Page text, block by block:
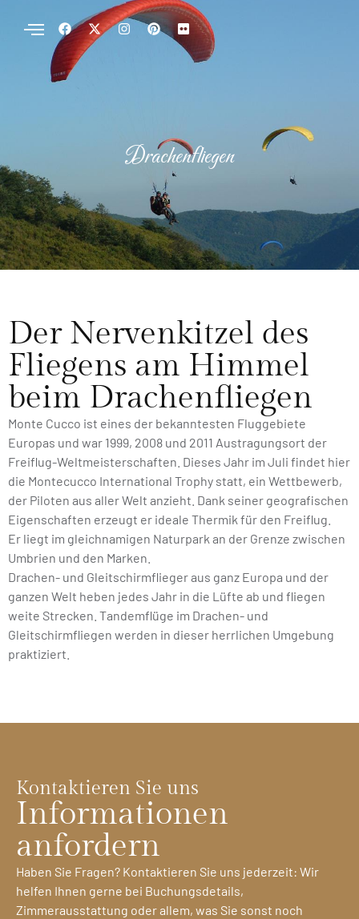
Drachenfliegen
Der Nervenkitzel des
Fliegens am Himmel
beim Drachenfliegen
Monte Cucco ist eines der bekanntesten Fluggebiete
Europas und war 1999, 2008 und 2011 Austragungsort der
Freiflug-Weltmeisterschaften. Dieses Jahr im Juli findet hier
die Montecucco International Trophy statt, ein Wettbewerb,
der Piloten aus aller Welt anzieht. Dank seiner geografischen
Eigenschaften erzeugt er ideale Thermik für den Freiflug.
Er liegt im gleichnamigen Naturpark an der Grenze zwischen
Umbrien und den Marken.
Drachen- und Gleitschirmflieger aus ganz Europa und der
ganzen Welt heben jedes Jahr in die Lüfte ab und fliegen
weite Strecken. Tandemflüge im Drachen- und
Gleitschirmfliegen werden in dieser herrlichen Umgebung
praktiziert.
Kontaktieren Sie uns
Informationen
anfordern
Haben Sie Fragen? Kontaktieren Sie uns jederzeit: Wir
helfen Ihnen gerne bei Buchungsdetails,
Zimmerausstattung oder allem, was Sie sonst noch